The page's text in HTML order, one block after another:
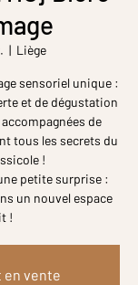
  |
Liège
sensoriel unique :
et de dégustation
de
tous les secrets du
!
petite surprise :
un nouvel espace
!
en vente